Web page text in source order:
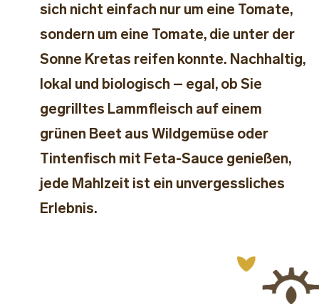
sich nicht einfach nur um eine Tomate,
sondern um eine Tomate, die unter der
Sonne Kretas reifen konnte. Nachhaltig,
lokal und biologisch – egal, ob Sie
gegrilltes Lammfleisch auf einem
grünen Beet aus Wildgemüse oder
Tintenfisch mit Feta-Sauce genießen,
jede Mahlzeit ist ein unvergessliches
Erlebnis.